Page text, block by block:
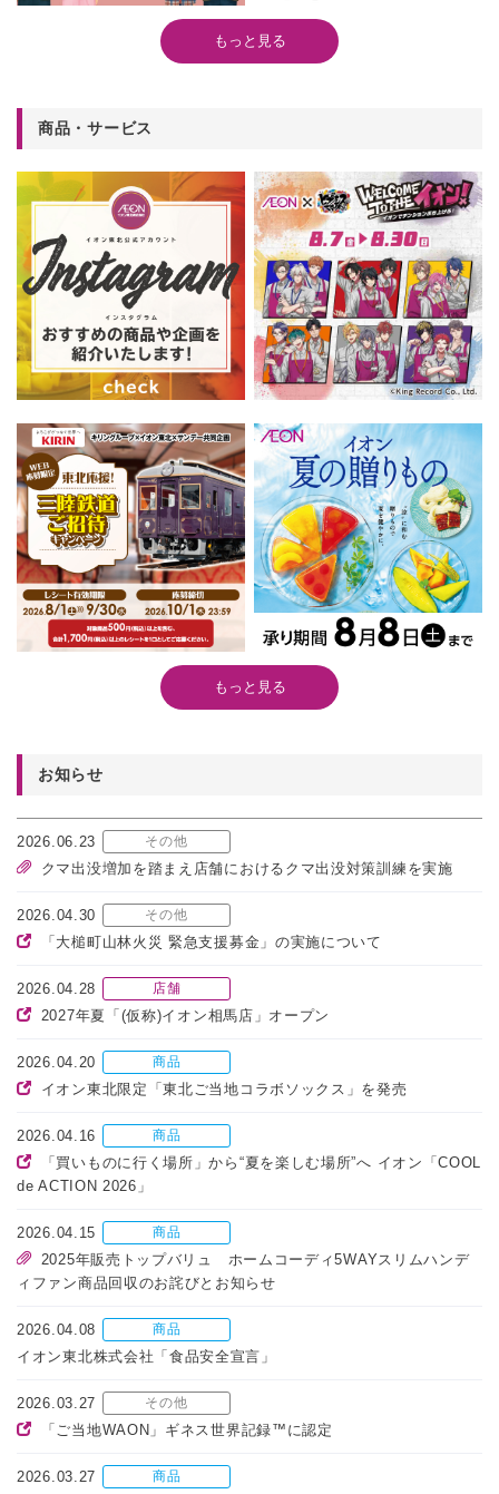
もっと見る
商品・サービス
もっと見る
お知らせ
2026.06.23 その他
クマ出没増加を踏まえ店舗におけるクマ出没対策訓練を実施
2026.04.30 その他
「大槌町山林火災 緊急支援募金」の実施について
2026.04.28 店舗
2027年夏「(仮称)イオン相馬店」オープン
2026.04.20 商品
イオン東北限定「東北ご当地コラボソックス」を発売
2026.04.16 商品
「買いものに行く場所」から“夏を楽しむ場所”へ イオン「COOL
de ACTION 2026」
2026.04.15 商品
2025年販売トップバリュ ホームコーディ5WAYスリムハンデ
ィファン商品回収のお詫びとお知らせ
2026.04.08 商品
イオン東北株式会社「食品安全宣言」
2026.03.27 その他
「ご当地WAON」ギネス世界記録™に認定
2026.03.27 商品